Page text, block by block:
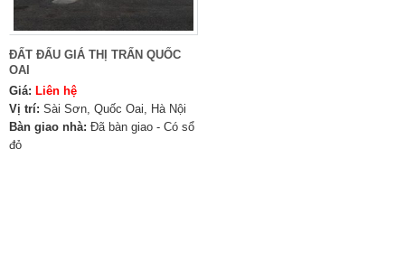
ĐẤT ĐẤU GIÁ THỊ TRẤN QUỐC
OAI
Giá: Liên hệ
Vị trí: Sài Sơn, Quốc Oai, Hà Nội
Bàn giao nhà: Đã bàn giao - Có sổ
đỏ